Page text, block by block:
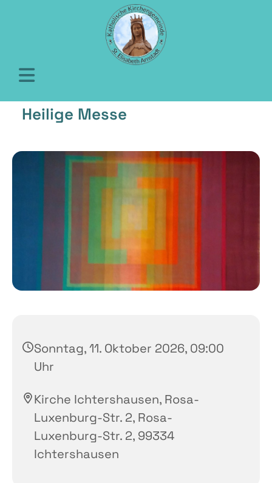
Heilige Messe
Sonntag, 11. Oktober 2026, 09:00
Uhr
Kirche Ichtershausen, Rosa-
Luxenburg-Str. 2, Rosa-
Luxenburg-Str. 2, 99334
Ichtershausen